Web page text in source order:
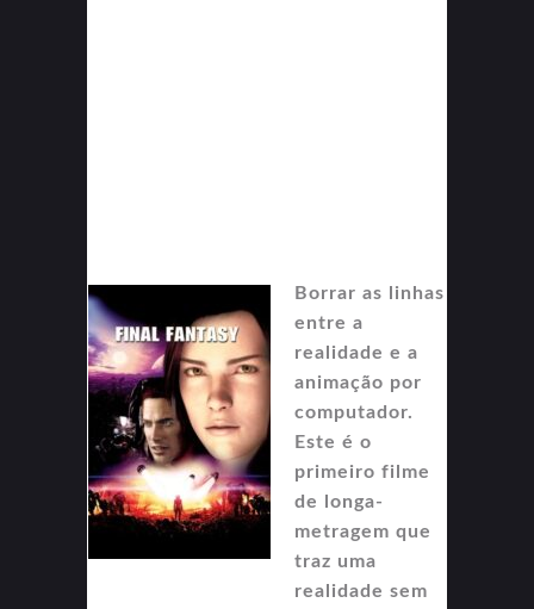
Borrar as linhas
entre a
realidade e a
animação por
computador.
Este é o
primeiro filme
de longa-
metragem que
traz uma
realidade sem